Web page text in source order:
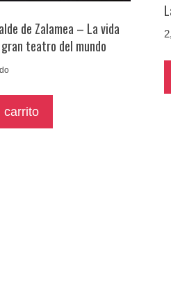
de Zalamea – La vida
teatro del mundo
carrito